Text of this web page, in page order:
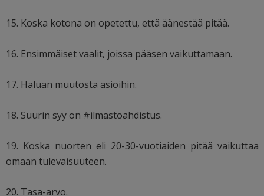
15. Koska kotona on opetettu, että äänestää pitää.
16. Ensimmäiset vaalit, joissa pääsen vaikuttamaan.
17. Haluan muutosta asioihin.
18. Suurin syy on #ilmastoahdistus.
19. Koska nuorten eli 20-30-vuotiaiden pitää vaikuttaa
omaan tulevaisuuteen.
20. Tasa-arvo.